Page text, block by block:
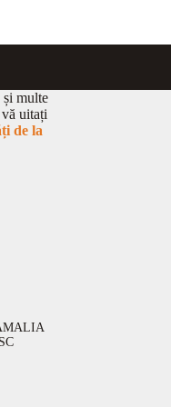
și multe
uitați
de la